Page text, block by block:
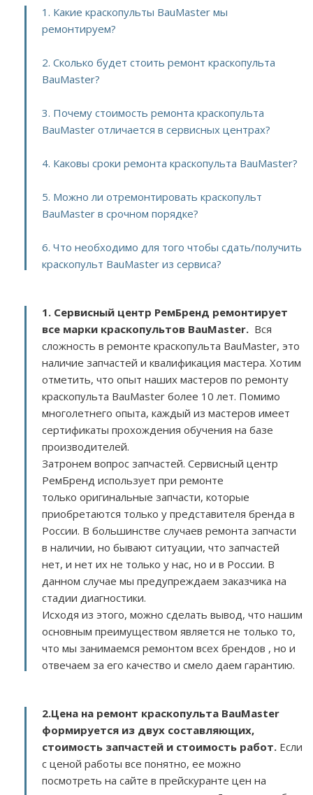
1. Какие краскопульты BauMaster мы
ремонтируем?
2. Сколько будет стоить ремонт краскопульта
BauMaster?
3. Почему стоимость ремонта краскопульта
BauMaster отличается в сервисных центрах?
4. Каковы сроки ремонта краскопульта BauMaster?
5. Можно ли отремонтировать краскопульт
BauMaster в срочном порядке?
6. Что необходимо для того чтобы сдать/получить
краскопульт BauMaster из сервиса?
1. Сервисный центр РемБренд ремонтирует
все марки краскопультов BauMaster. Вся
сложность в ремонте краскопульта BauMaster, это
наличие запчастей и квалификация мастера. Хотим
отметить, что опыт наших мастеров по ремонту
краскопульта BauMaster более 10 лет. Помимо
многолетнего опыта, каждый из мастеров имеет
сертификаты прохождения обучения на базе
производителей.
Затронем вопрос запчастей. Сервисный центр
РемБренд использует при ремонте
только оригинальные запчасти, которые
приобретаются только у представителя бренда в
России. В большинстве случаев ремонта запчасти
в наличии, но бывают ситуации, что запчастей
нет, и нет их не только у нас, но и в России. В
данном случае мы предупреждаем заказчика на
стадии диагностики.
Исходя из этого, можно сделать вывод, что нашим
основным преимуществом является не только то,
что мы занимаемся ремонтом всех брендов , но и
отвечаем за его качество и смело даем гарантию.
2.Цена на ремонт краскопульта BauMaster
формируется из двух составляющих,
стоимость запчастей и стоимость работ. Если
с ценой работы все понятно, ее можно
посмотреть на сайте в прейскуранте цен на